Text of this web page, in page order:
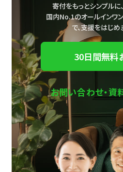
寄付をもっとシンプルに
国内No.1のオールインワ
で、支援をはじめ
30日間無料
お問い合わせ・資